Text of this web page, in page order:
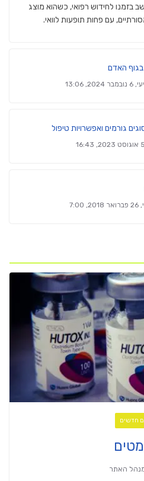
בזמנו לחידוש רפואי, כשהוא מוצג
עם פחות תופעות לוואי.
בגוף האדם
13:06
גורמים ואפשרויות טיפול
חדשים
האתר